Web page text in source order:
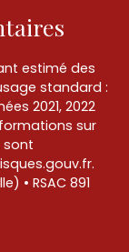
estimé des
standard :
2021, 2022
sur
sont
• RSAC 891